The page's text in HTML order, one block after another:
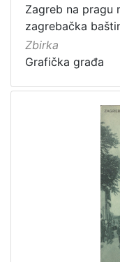
Zagreb na pragu
zagrebačka
Zbirka
Grafička građa